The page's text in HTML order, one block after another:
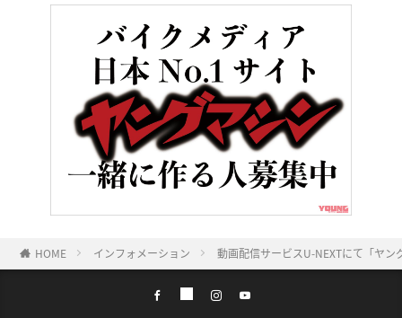
HOME インフォメーション 動画配信サービスU-NEXTにて「ヤ